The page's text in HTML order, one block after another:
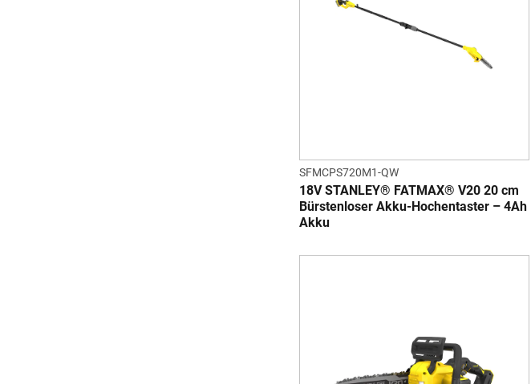
SFMCPS720M1-QW
18V STANLEY® FATMAX® V20 20 cm
Bürstenloser Akku-Hochentaster – 4Ah
Akku